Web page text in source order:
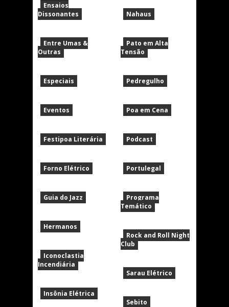
Ensaios
Dissonantes
Entre Umas &
Outras
Especiais
Eventos
Festipoa Literária
Forno Elétrico
Guia do Jazz
Hermanos
Iconoclastia
Incendiária
Insônia Elétrica
Nahaus
Pato em Alta
Tensão
Pedregulho
Poa em Cena
Podcast
Portulegal
Programa
Temático
Rock and Roll Night
Club
Sarau Elétrico
Sebito